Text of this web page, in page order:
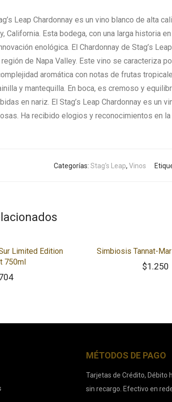
Leap Chardonnay es un vino blanco de alta
California. Esta bodega, con una larga historia
enológica. El Chardonnay de Stag’s
de Napa Valley. Este vino se caracteriza
aromática con notas de frutas
y mantequilla. En boca, es cremoso y
en nariz. El Stag’s Leap Chardonnay es
Ha recibido elogios y reconocimientos en
Categorías: Stag's Leap, Vinos
Limited Edition
750ml
Simbiosis Tannat-
$1.250
MÉTODOS DE PAGO
Tarjetas de Crédito, Débito
sin recargo. Efectivo en